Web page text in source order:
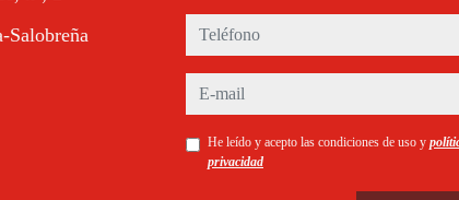
Salobreña
teléfono
e-mail
He leído y acepto las condiciones de uso y
privacidad